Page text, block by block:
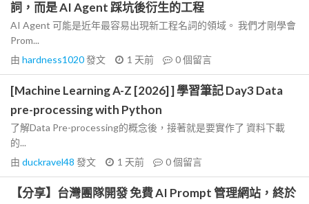
詞，而是 AI Agent 踩坑後衍生的工程
AI Agent 可能是近年最容易出現新工程名詞的領域。 我們才剛學會
Prom...
由 hardness1020發文 1 天前 0個留言
[Machine Learning A-Z [2026] ] 學習筆記 Day3 Data
pre-processing with Python
了解Data Pre-processing的概念後，接著就是要實作了 資料下載
的...
由 duckravel48 發文 1 天前 0個留言
【分享】台灣團隊開發 免費 AI Prompt 管理網站，終於